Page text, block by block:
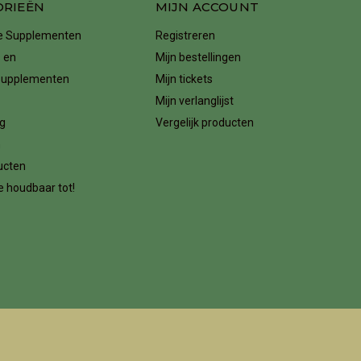
Supplementen
en
houdbaar tot!
MIJN ACCOUNT
Registreren
Mijn bestellingen
Mijn tickets
Mijn verlanglijst
Vergelijk producten